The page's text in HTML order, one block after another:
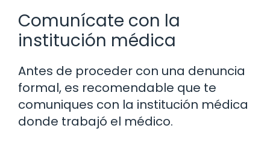
Comunícate con la
institución médica
Antes de proceder con una denuncia
formal, es recomendable que te
comuniques con la institución médica
donde trabajó el médico.